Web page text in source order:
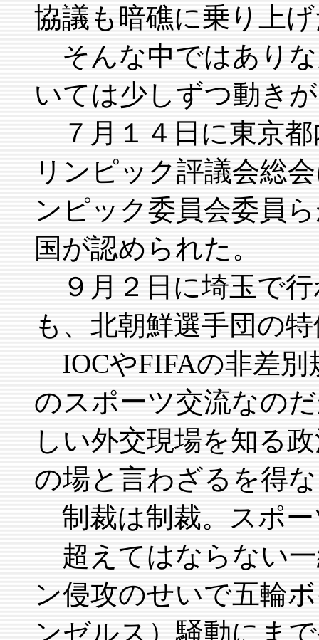
協議も暗礁に乗り上
そんな中ではあり
いては少しずつ動き
７月１４日に東京
リンピック評議会総
ンピック委員会委員
国が認められた。
９月２日に埼玉で
も、北朝鮮選手団の
IOCやFIFAの非差別
のスポーツ交流なの
しい外交現場を知る
の場と言わざるを得
制裁は制裁。スポ
超えてはならない
ン侵攻のせいで五輪
ンゼルス）騒動にま